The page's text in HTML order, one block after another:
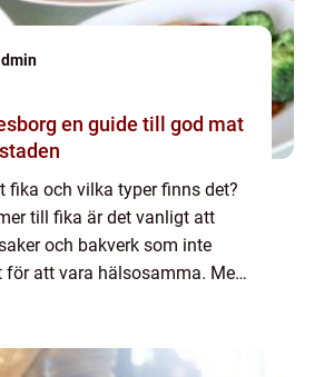
till god mat
fika och vilka typer finns det?
till fika är det vanligt att
och bakverk som inte
för att vara hälsosamma. Men